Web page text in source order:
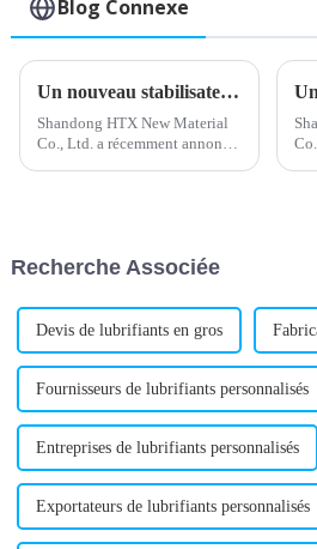
Blog Connexe
Un nouveau stabilisateur de plomb composé améliore les performances de la batterie
Shandong HTX New Material
Co., Ltd. a récemment annoncé
Recherche Associée
Devis de lubrifiants en gros
Fournisseurs de lubrifiants personnalisés
Entreprises de lubrifiants personnalisés
Exportateurs de lubrifiants personnalisés